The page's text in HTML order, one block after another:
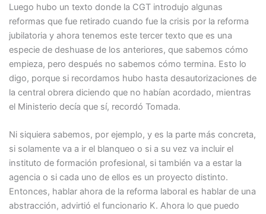
Luego hubo un texto donde la CGT introdujo algunas
reformas que fue retirado cuando fue la crisis por la reforma
jubilatoria y ahora tenemos este tercer texto que es una
especie de deshuase de los anteriores, que sabemos cómo
empieza, pero después no sabemos cómo termina. Esto lo
digo, porque si recordamos hubo hasta desautorizaciones de
la central obrera diciendo que no habían acordado, mientras
el Ministerio decía que sí, recordó Tomada.
Ni siquiera sabemos, por ejemplo, y es la parte más concreta,
si solamente va a ir el blanqueo o si a su vez va incluir el
instituto de formación profesional, si también va a estar la
agencia o si cada uno de ellos es un proyecto distinto.
Entonces, hablar ahora de la reforma laboral es hablar de una
abstracción, advirtió el funcionario K. Ahora lo que puedo